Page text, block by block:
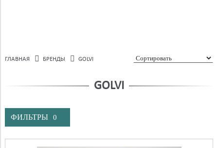
ГЛАВНАЯ БРЕНДЫ GOLVI
GOLVI
ФИЛЬТРЫ 0
Бренд